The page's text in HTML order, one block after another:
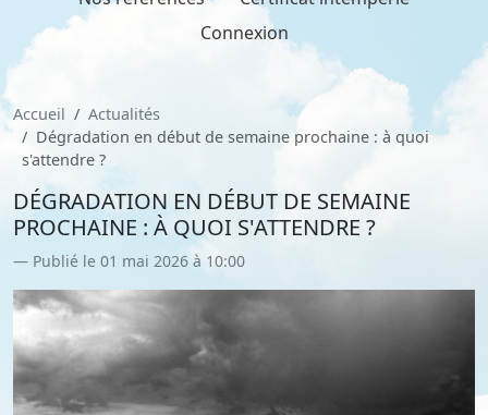
Connexion
Accueil
Actualités
Dégradation en début de semaine prochaine : à quoi
s'attendre ?
DÉGRADATION EN DÉBUT DE SEMAINE
PROCHAINE : À QUOI S'ATTENDRE ?
Publié le 01 mai 2026 à 10:00